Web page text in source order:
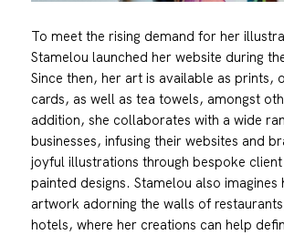
To meet the rising demand for her
Stamelou launched her website during
Since then, her art is available as prints,
cards, as well as tea towels, amongst
addition, she collaborates with a wide
businesses, infusing their websites and
joyful illustrations through bespoke
painted designs. Stamelou also imagines
artwork adorning the walls of
hotels, where her creations can help